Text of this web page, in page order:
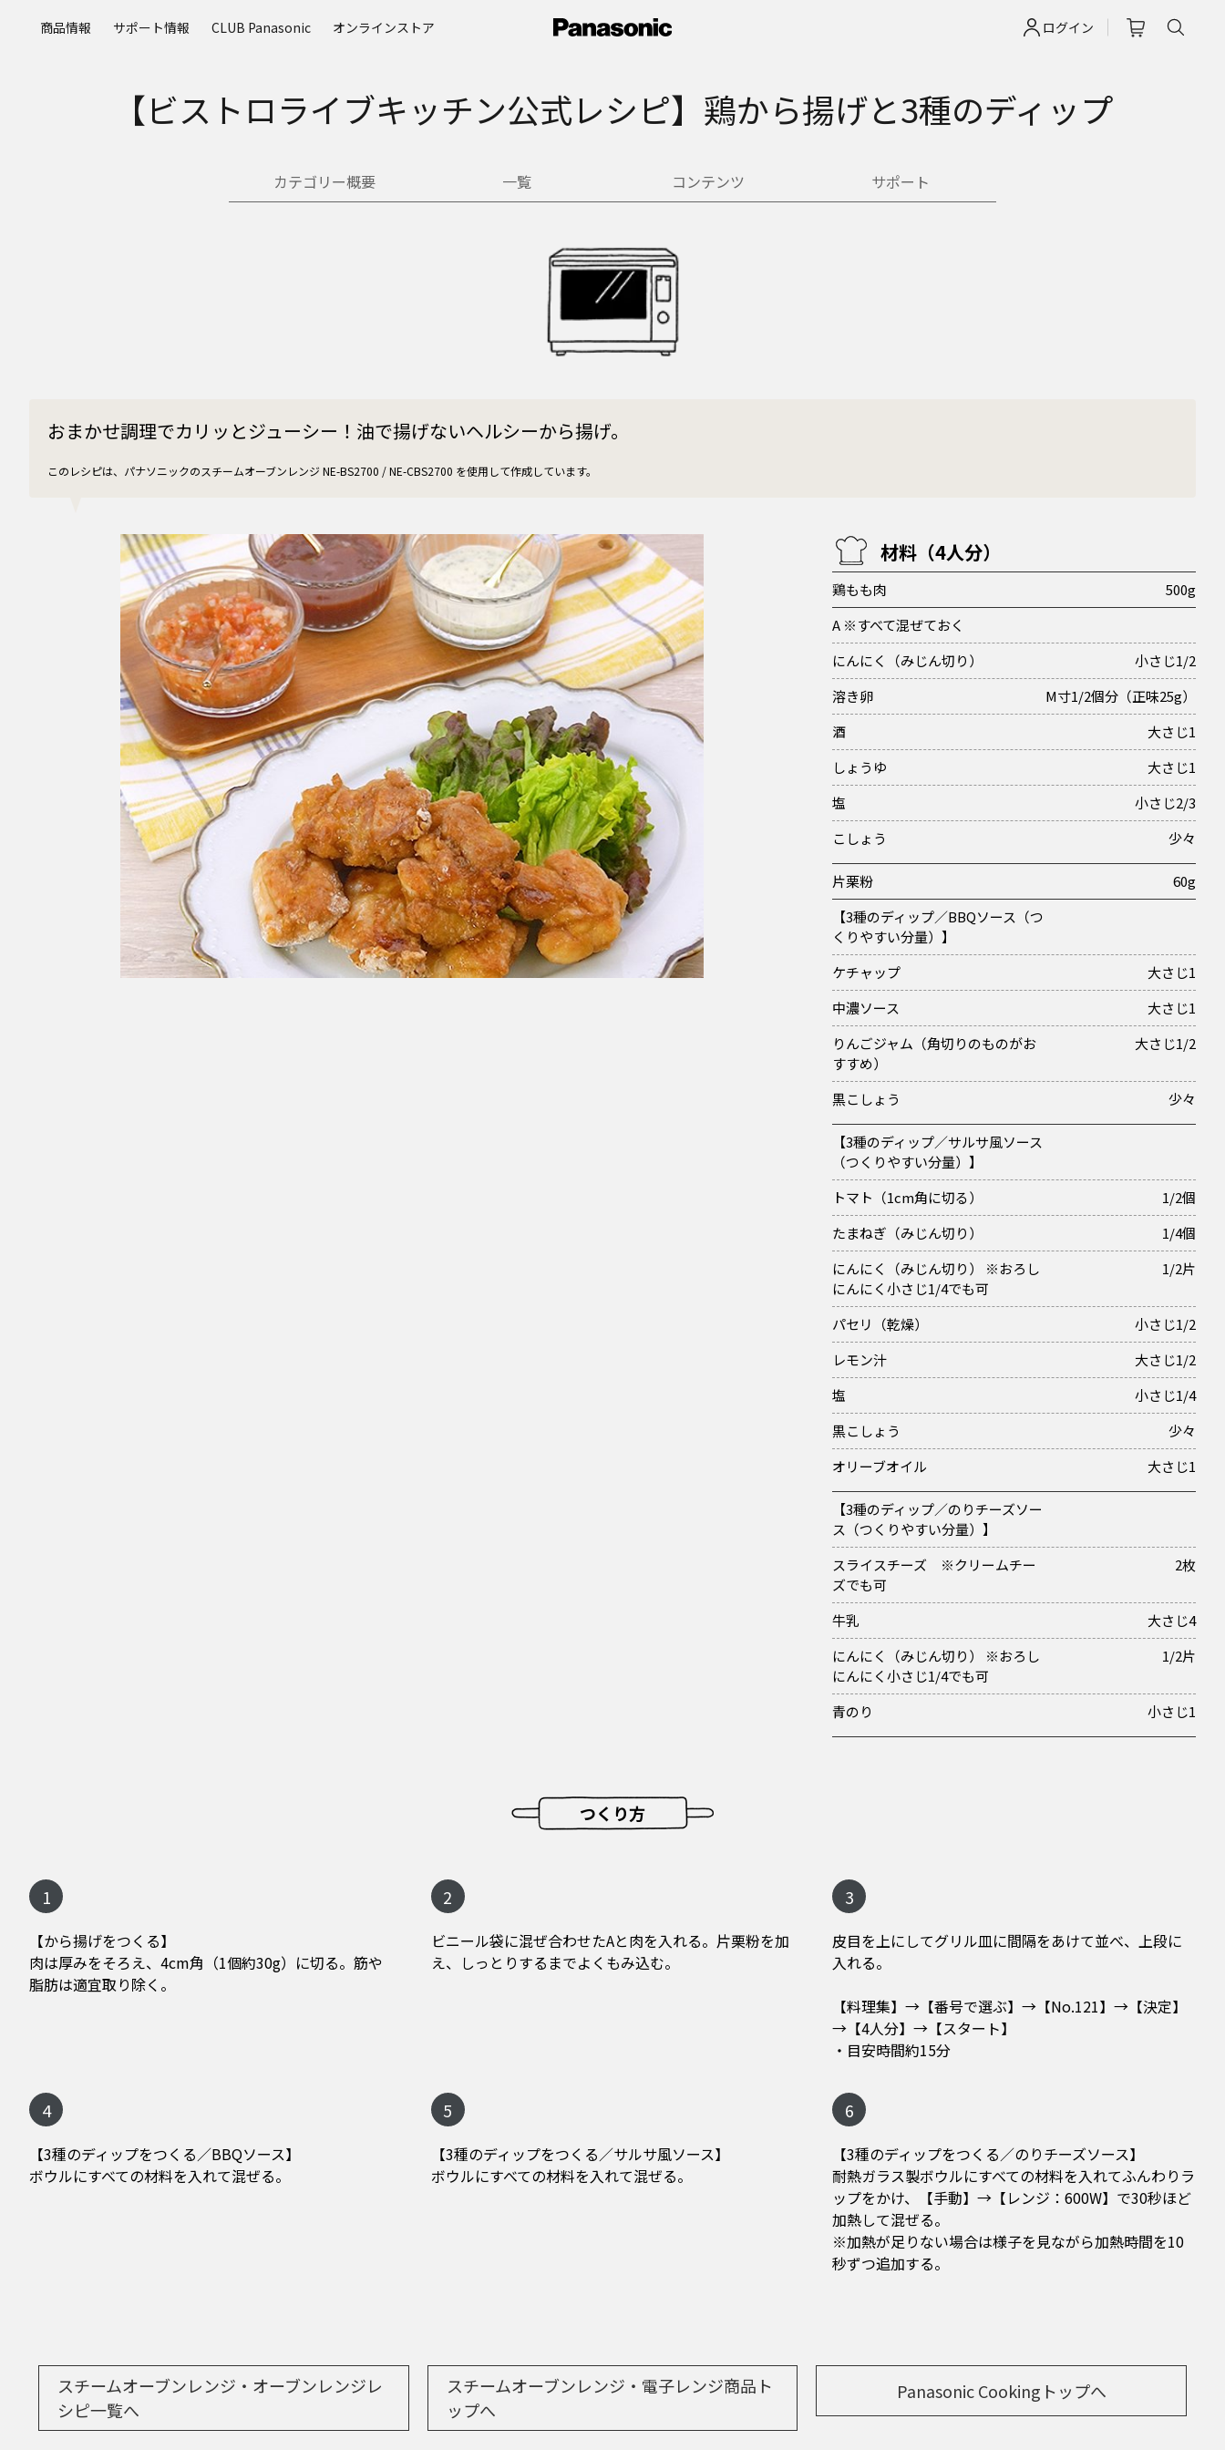
ログイン
商品情報 サポート情報 CLUB Panasonic オンラインストア
【ビストロライブキッチン公式レシピ】鶏から揚げと3種のディップ
カテゴリー概要 一覧 コンテンツ サポート
おまかせ調理でカリッとジューシー！油で揚げないヘルシーから揚げ。
このレシピは、パナソニックのスチームオーブンレンジ NE-BS2700 / NE-CBS2700 を使用して作成しています。
材料（4人分）
鶏もも肉
500g
A ※すべて混ぜておく
にんにく（みじん切り）
小さじ1/2
溶き卵
M寸1/2個分（正味25g）
酒
大さじ1
しょうゆ
大さじ1
塩
小さじ2/3
こしょう
少々
片栗粉
60g
【3種のディップ／BBQソース（つ
くりやすい分量）】
ケチャップ
大さじ1
中濃ソース
大さじ1
りんごジャム（角切りのものがお
すすめ）
大さじ1/2
黒こしょう 少々
【3種のディップ／サルサ風ソース
（つくりやすい分量）】
トマト（1cm角に切る）
1/2個
たまねぎ（みじん切り）
1/4個
にんにく（みじん切り） ※おろし
にんにく小さじ1/4でも可
1/2片
パセリ（乾燥）
小さじ1/2
レモン汁
大さじ1/2
塩
小さじ1/4
黒こしょう
少々
オリーブオイル
大さじ1
【3種のディップ／のりチーズソー
ス（つくりやすい分量）】
スライスチーズ ※クリームチー
ズでも可
2枚
牛乳
大さじ4
にんにく（みじん切り） ※おろし
にんにく小さじ1/4でも可
1/2片
青のり 小さじ1
つくり方
1
【から揚げをつくる】
肉は厚みをそろえ、4cm角（1個約30g）に切る。筋や
脂肪は適宜取り除く。
2
ビニール袋に混ぜ合わせたAと肉を入れる。片栗粉を加
え、しっとりするまでよくもみ込む。
3
皮目を上にしてグリル皿に間隔をあけて並べ、上段に
入れる。
【料理集】→【番号で選ぶ】→【No.121】→【決定】
→【4人分】→【スタート】
・目安時間約15分
4
【3種のディップをつくる／BBQソース】
ボウルにすべての材料を入れて混ぜる。
5
【3種のディップをつくる／サルサ風ソース】
ボウルにすべての材料を入れて混ぜる。
6
【3種のディップをつくる／のりチーズソース】
耐熱ガラス製ボウルにすべての材料を入れてふんわりラ
ップをかけ、【手動】→【レンジ：600W】で30秒ほど
加熱して混ぜる。
※加熱が足りない場合は様子を見ながら加熱時間を10
秒ずつ追加する。
スチームオーブンレンジ・オーブンレンジレ
シピ一覧へ
スチームオーブンレンジ・電子レンジ商品ト
ップへ
Panasonic Cookingトップへ